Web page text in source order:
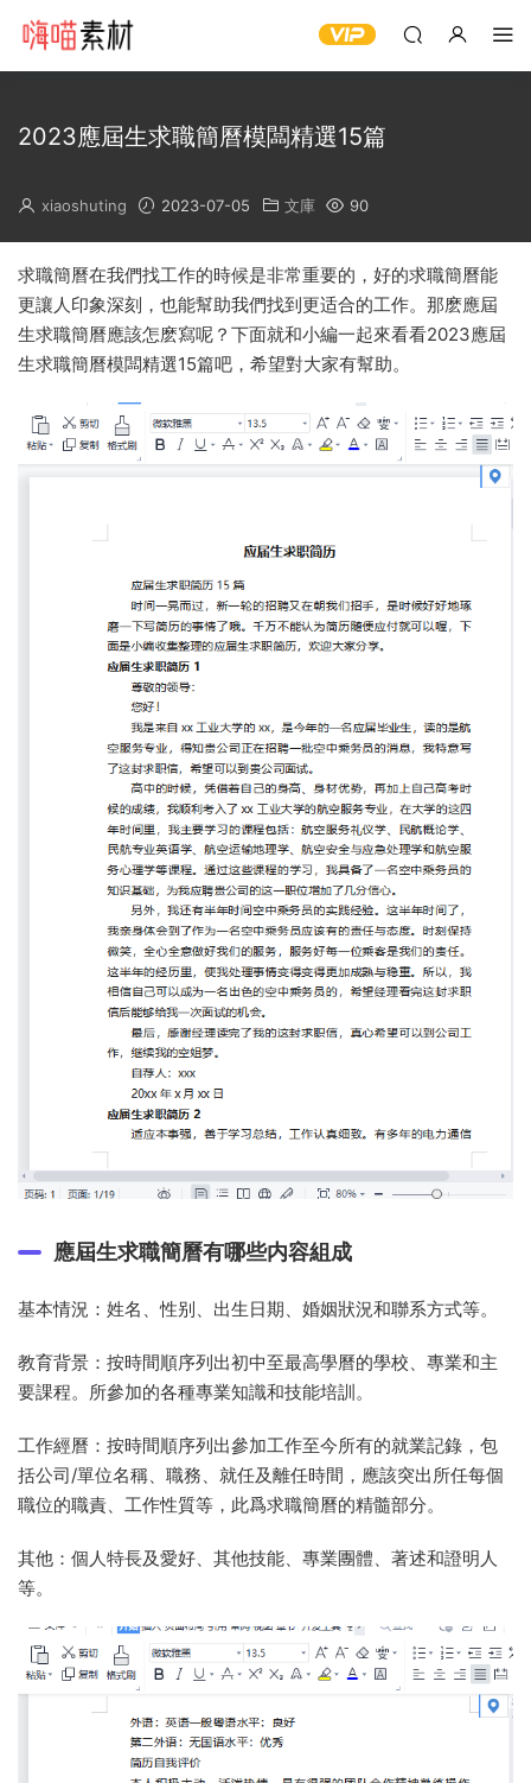
2023應屆生求職簡曆模闆精選15篇
xiaoshuting 2023-07-05 文庫 90
求職簡曆在我們找工作的時候是非常重要的，好的求職簡曆能
更讓人印象深刻，也能幫助我們找到更适合的工作。那麽應屆
生求職簡曆應該怎麽寫呢？下面就和小編一起來看看2023應屆
生求職簡曆模闆精選15篇吧，希望對大家有幫助。
應屆生求職簡曆有哪些内容組成
基本情況：姓名、性别、出生日期、婚姻狀況和聯系方式等。
教育背景：按時間順序列出初中至最高學曆的學校、專業和主
要課程。所參加的各種專業知識和技能培訓。
工作經曆：按時間順序列出參加工作至今所有的就業記錄，包
括公司/單位名稱、職務、就任及離任時間，應該突出所任每個
職位的職責、工作性質等，此爲求職簡曆的精髓部分。
其他：個人特長及愛好、其他技能、專業團體、著述和證明人
等。